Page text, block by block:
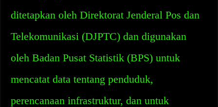
ditetapkan oleh Direktorat Jenderal Pos dan
Telekomunikasi (DJPTC) dan digunakan
oleh Badan Pusat Statistik (BPS) untuk
mencatat data tentang penduduk,
perencanaan infrastruktur, dan untuk